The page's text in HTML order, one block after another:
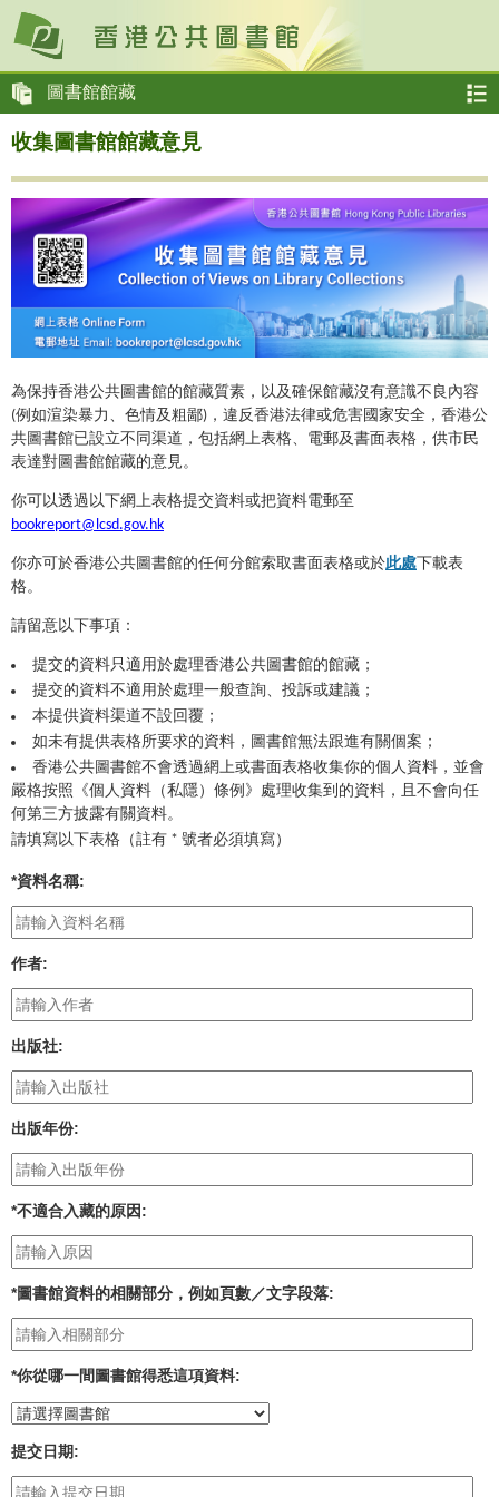
圖書館館藏
收集圖書館館藏意見
為保持香港公共圖書館的館藏質素，以及確保館藏沒有意識不良內容
(例如渲染暴力、色情及粗鄙)，違反香港法律或危害國家安全，香港公
共圖書館已設立不同渠道，包括網上表格、電郵及書面表格，供市民
表達對圖書館館藏的意見。
你可以透過以下網上表格提交資料或把資料電郵至
bookreport@lcsd.gov.hk
你亦可於香港公共圖書館的任何分館索取書面表格或於此處下載表
格。
請留意以下事項：
提交的資料只適用於處理香港公共圖書館的館藏；
提交的資料不適用於處理一般查詢、投訴或建議；
本提供資料渠道不設回覆；
如未有提供表格所要求的資料，圖書館無法跟進有關個案；
香港公共圖書館不會透過網上或書面表格收集你的個人資料，並會
嚴格按照《個人資料（私隱）條例》處理收集到的資料，且不會向任
何第三方披露有關資料。
請填寫以下表格（註有 * 號者必須填寫）
*資料名稱:
作者:
出版社:
出版年份:
*不適合入藏的原因:
*圖書館資料的相關部分，例如頁數／文字段落:
*你從哪一間圖書館得悉這項資料:
提交日期: